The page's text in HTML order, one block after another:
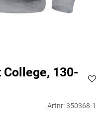
130-
Artnr:350368-1